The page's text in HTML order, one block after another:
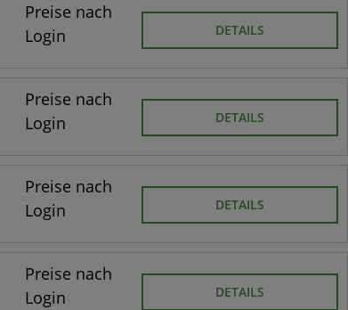
Preise nach
Login
DETAILS
Preise nach
Login
DETAILS
Preise nach
Login
DETAILS
Preise nach
Login
DETAILS